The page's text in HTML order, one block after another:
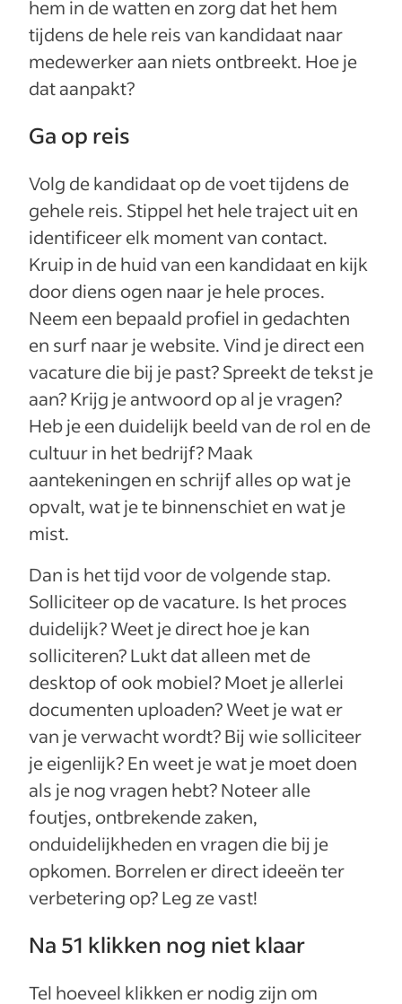
hem in de watten en zorg dat het hem
tijdens de hele reis van kandidaat naar
medewerker aan niets ontbreekt. Hoe je
dat aanpakt?
Ga op reis
Volg de kandidaat op de voet tijdens de
gehele reis. Stippel het hele traject uit en
identificeer elk moment van contact.
Kruip in de huid van een kandidaat en kijk
door diens ogen naar je hele proces.
Neem een bepaald profiel in gedachten
en surf naar je website. Vind je direct een
vacature die bij je past? Spreekt de tekst je
aan? Krijg je antwoord op al je vragen?
Heb je een duidelijk beeld van de rol en de
cultuur in het bedrijf? Maak
aantekeningen en schrijf alles op wat je
opvalt, wat je te binnenschiet en wat je
mist.
Dan is het tijd voor de volgende stap.
Solliciteer op de vacature. Is het proces
duidelijk? Weet je direct hoe je kan
solliciteren? Lukt dat alleen met de
desktop of ook mobiel? Moet je allerlei
documenten uploaden? Weet je wat er
van je verwacht wordt? Bij wie solliciteer
je eigenlijk? En weet je wat je moet doen
als je nog vragen hebt? Noteer alle
foutjes, ontbrekende zaken,
onduidelijkheden en vragen die bij je
opkomen. Borrelen er direct ideeën ter
verbetering op? Leg ze vast!
Na 51 klikken nog niet klaar
Tel hoeveel klikken er nodig zijn om